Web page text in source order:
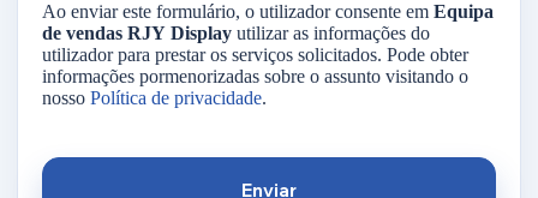
Ao enviar este formulário, o utilizador consente em Equipa
de vendas RJY Display utilizar as informações do
utilizador para prestar os serviços solicitados. Pode obter
informações pormenorizadas sobre o assunto visitando o
nosso Política de privacidade.
Enviar